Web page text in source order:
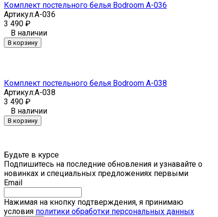
Комплект постельного белья Bodroom A-036
Артикул:A-036
3 490 ₽
В наличии
В корзину
Комплект постельного белья Bodroom A-038
Артикул:A-038
3 490 ₽
В наличии
В корзину
Будьте в курсе
Подпишитесь на последние обновления и узнавайте о
новинках и специальных предложениях первыми
Email
Нажимая на кнопку подтверждения, я принимаю
условия политики обработки персональных данных